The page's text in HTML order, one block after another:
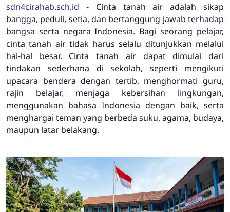
sdn4cirahab.sch.id - Cinta tanah air adalah sikap
bangga, peduli, setia, dan bertanggung jawab terhadap
bangsa serta negara Indonesia. Bagi seorang pelajar,
cinta tanah air tidak harus selalu ditunjukkan melalui
hal-hal besar. Cinta tanah air dapat dimulai dari
tindakan sederhana di sekolah, seperti mengikuti
upacara bendera dengan tertib, menghormati guru,
rajin belajar, menjaga kebersihan lingkungan,
menggunakan bahasa Indonesia dengan baik, serta
menghargai teman yang berbeda suku, agama, budaya,
maupun latar belakang.